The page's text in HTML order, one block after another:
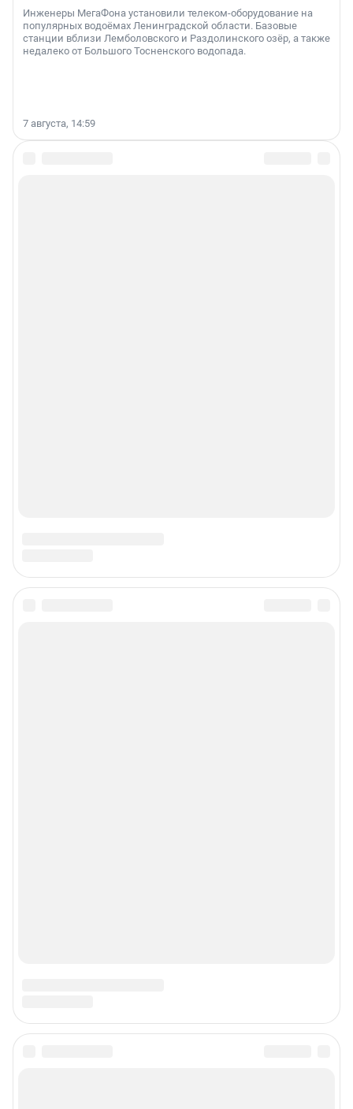
Инженеры МегаФона установили телеком-оборудование на
популярных водоёмах Ленинградской области. Базовые
станции вблизи Лемболовского и Раздолинского озёр, а также
недалеко от Большого Тосненского водопада.
7 августа, 14:59